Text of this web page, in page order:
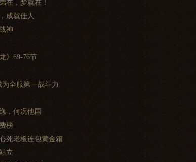
在，梦就在！
成就佳人
神
》69-76节
全服第一战斗力
，何况他国
榜
死老板连包黄金箱
立